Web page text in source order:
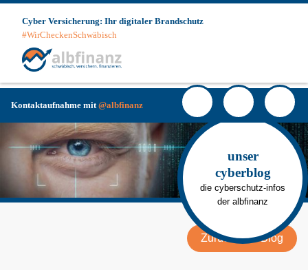
Cyber Versicherung: Ihr digitaler Brandschutz
#WirCheckenSchwäbisch
unser
cyberblog
die cyberschutz-infos
der albfinanz
Zurück zum Blog
Kontaktaufnahme mit@albfinanz